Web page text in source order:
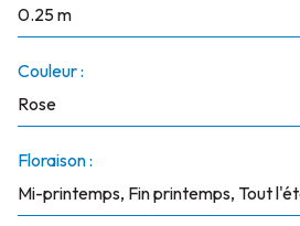
0.25 m
Couleur :
Rose
Floraison :
Mi-printemps, Fin printemps, Tout